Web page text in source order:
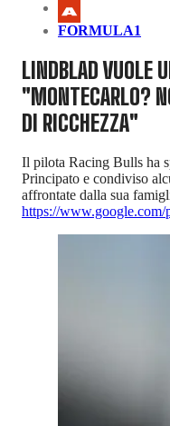
FORMULA1
LINDBLAD VUOLE
"MONTECARLO?
DI RICCHEZZA"
Il pilota Racing Bulls ha
Principato e condiviso
affrontate dalla sua
https://www.google.com/